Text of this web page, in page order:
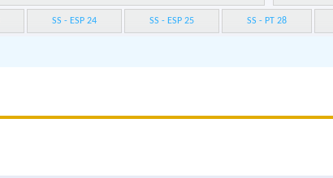
SS - ESP 24 SS - ESP 25 SS - PT 28